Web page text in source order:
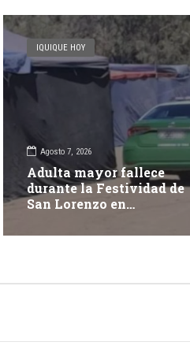
IQUIQUE HOY
Agosto 7, 2026
Adulta mayor fallece
durante la Festividad de
San Lorenzo en